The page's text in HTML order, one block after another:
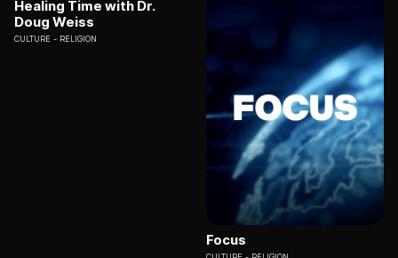
Healing Time with Dr.
Doug Weiss
CULTURE RELIGION
Focus